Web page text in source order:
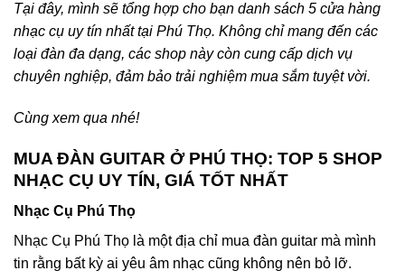
Tại đây, mình sẽ tổng hợp cho bạn danh sách 5 cửa hàng
nhạc cụ uy tín nhất tại Phú Thọ. Không chỉ mang đến các
loại đàn đa dạng, các shop này còn cung cấp dịch vụ
chuyên nghiệp, đảm bảo trải nghiệm mua sắm tuyệt vời.
Cùng xem qua nhé!
MUA ĐÀN GUITAR Ở PHÚ THỌ: TOP 5 SHOP
NHẠC CỤ UY TÍN, GIÁ TỐT NHẤT
Nhạc Cụ Phú Thọ
Nhạc Cụ Phú Thọ là một địa chỉ mua đàn guitar mà mình
tin rằng bất kỳ ai yêu âm nhạc cũng không nên bỏ lỡ.